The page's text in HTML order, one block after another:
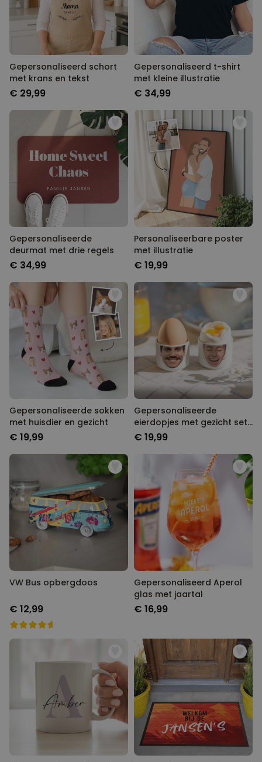
Gepersonaliseerd schort
met krans en tekst
€ 29,99
Gepersonaliseerd t-shirt
met kleine illustratie
€ 34,99
Gepersonaliseerde
deurmat met drie regels
€ 34,99
Personaliseerbare poster
met illustratie
€ 19,99
Gepersonaliseerde sokken
met huisdier en gezicht
€ 19,99
Gepersonaliseerde
eierdopjes met gezicht set
van twee
€ 19,99
VW Bus opbergdoos
€ 12,99
Gepersonaliseerd Aperol
glas met jaartal
€ 16,99